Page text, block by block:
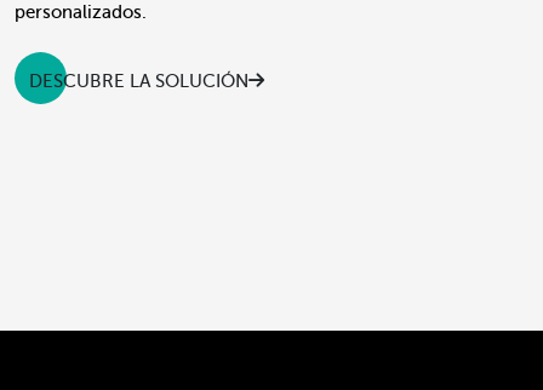
personalizados.
DESCUBRE LA SOLUCIÓN